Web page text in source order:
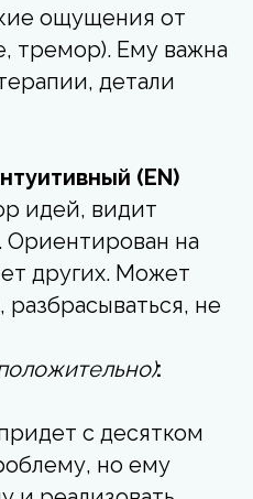
ощущения от
тремор). Ему важна
детали
(EN)
идей, видит
Ориентирован на
других. Может
не
:
с десятком
но ему